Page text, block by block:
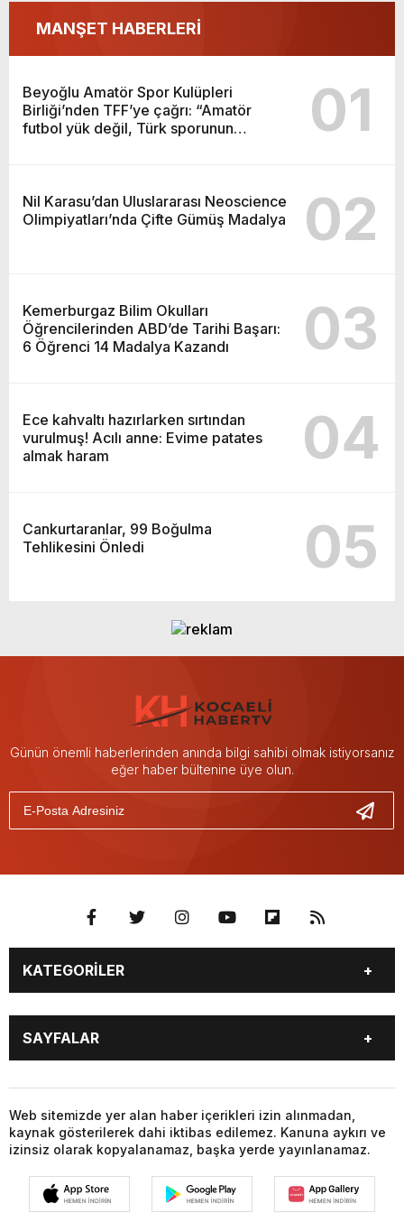
sporunun temelidir”
MANŞET HABERLERİ
Beyoğlu Amatör Spor Kulüpleri
Birliği’nden TFF’ye çağrı: “Amatör
futbol yük değil, Türk sporunun
01
Nil Karasu’dan Uluslararası Neoscience
Olimpiyatları’nda Çifte Gümüş Madalya
02
Kemerburgaz Bilim Okulları
Öğrencilerinden ABD’de Tarihi Başarı:
6 Öğrenci 14 Madalya Kazandı
03
Ece kahvaltı hazırlarken sırtından
vurulmuş! Acılı anne: Evime patates
almak haram
04
Cankurtaranlar, 99 Boğulma
Tehlikesini Önledi
05
Günün önemli haberlerinden anında bilgi sahibi olmak istiyorsanız
eğer haber bültenine üye olun.
KATEGORİLER
GÜNDEM
SEKTÖR ÖZEL
DÜNYA
EKONOMİ
SPOR
SAYFALAR
DÜNYA
SİYASET
EKONOMİ
SPOR
Web sitemizde yer alan haber içerikleri izin alınmadan,
kaynak gösterilerek dahi iktibas edilemez. Kanuna aykırı ve
izinsiz olarak kopyalanamaz, başka yerde yayınlanamaz.